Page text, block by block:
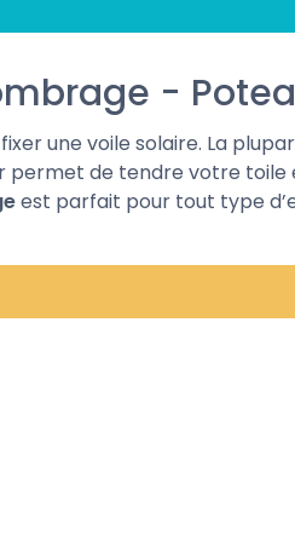
-
une voile solaire. La
permet de tendre votre toile
est parfait pour tout type